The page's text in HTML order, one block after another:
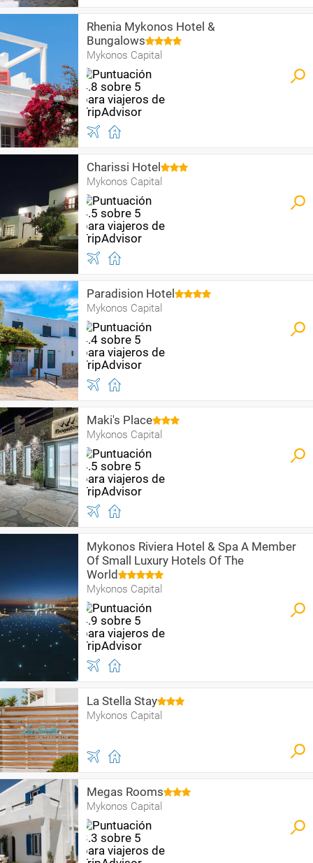
Rhenia Mykonos Hotel &
Bungalows
Mykonos Capital
Charissi Hotel
Mykonos Capital
Paradision Hotel
Mykonos Capital
Maki's Place
Mykonos Capital
Mykonos Riviera Hotel & Spa A Member
Of Small Luxury Hotels Of The
World
Mykonos Capital
La Stella Stay
Mykonos Capital
Megas Rooms
Mykonos Capital